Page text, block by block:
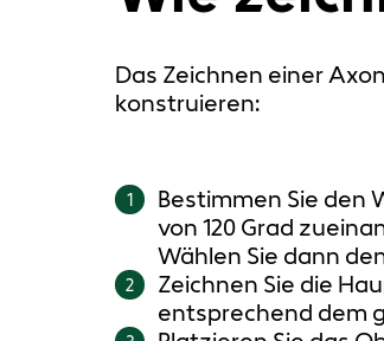
Das Zeichnen einer
konstruieren:
1
Bestimmen Sie den
von 120 Grad
Wählen Sie dann
2
Zeichnen Sie die
entsprechend dem